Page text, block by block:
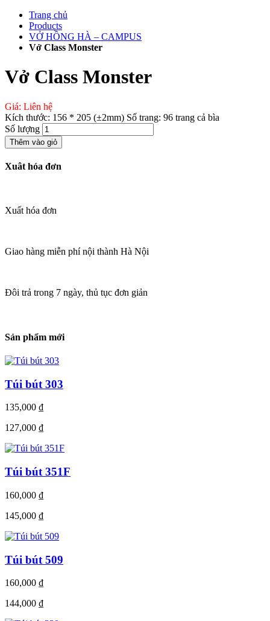
Chuyển
phần
Trang chủ
Products
VỞ HỒNG HÀ – CAMPUS
Vở Class Monster
Vở Class Monster
Giá: Liên hệ
Kích thước: 156 * 205 (±2mm) Số trang: 96 trang cả bìa
Số lượng
Thêm vào giỏ
Xuât hóa đơn
Xuất hóa đơn
Giao hàng miễn phí nội thành Hà Nội
Đôi trả trong 7 ngày, thủ tục đơn giản
Sản phẩm mới
Túi bút 303
135,000 ₫
127,000 ₫
Túi bút 351F
160,000 ₫
145,000 ₫
Túi bút 509
160,000 ₫
144,000 ₫